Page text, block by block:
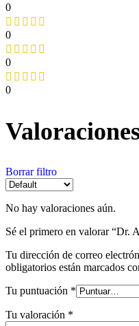
0
0
0
0
Borrar filtro
No hay valoraciones aún.
Sé el primero en valorar “Dr.
Tu dirección de correo
obligatorios están marcados
Tu puntuación *
Tu valoración *